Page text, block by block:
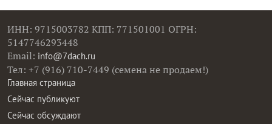
ИНН: 9715003782 КПП: 771501001 ОГРН:
5147746293448
Email: info@7dach.ru
Тел: +7 (916) 710-7449 (семена не продаем!)
Главная страница
Сейчас публикуют
Сейчас обсуждают